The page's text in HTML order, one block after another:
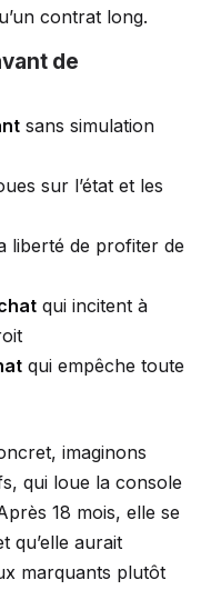
contrat long.
de
sans simulation
sur l’état et les
liberté de profiter de
qui incitent à
qui empêche toute
imaginons
qui loue la console
18 mois, elle se
qu’elle aurait
marquants plutôt